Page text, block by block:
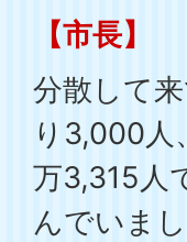
【市長】
分散して
り3,000人
万3,315人
んでいま